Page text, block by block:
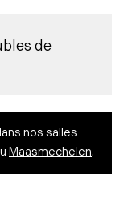
de
nos salles
Maasmechelen.